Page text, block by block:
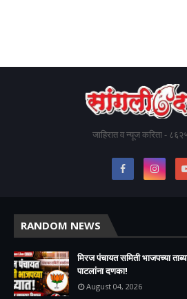
जाहिरात व न्यूज करिता -
RANDOM NEWS
मिरज पंचायत समिती भाजपच्या
पाटलांना दणका!
August 04, 2026